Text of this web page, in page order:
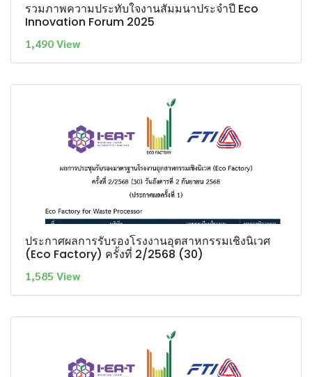
รวมภาพความประทับใจงานสัมมนาประจำปี Eco
Innovation Forum 2025
1,490 View
ประกาศผลการรับรองโรงงานอุตสาหกรรมเชิงนิเวศ
(Eco Factory) ครั้งที่ 2/2568 (30)
1,585 View